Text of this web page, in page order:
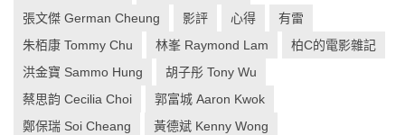
張文傑 German Cheung
影評 心得
有雷
朱栢康 Tommy Chu
林峯 Raymond Lam
柏C的電影雜記
洪金寶 Sammo Hung
胡子彤 Tony Wu
蔡思韵 Cecilia Choi
郭富城 Aaron Kwok
鄭保瑞 Soi Cheang
黃德斌 Kenny Wong